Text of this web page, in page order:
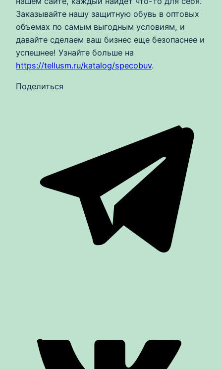
Заказывайте нашу защитную обувь в оптовых
объемах по самым выгодным условиям, и
давайте сделаем ваш бизнес еще безопаснее и
успешнее! Узнайте больше на
https://tellusm.ru/katalog/specobuv.
Поделиться